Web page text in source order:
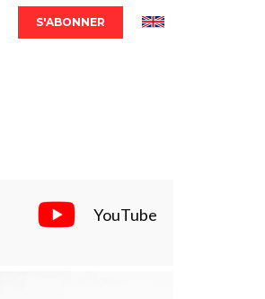
S'ABONNER
YouTube